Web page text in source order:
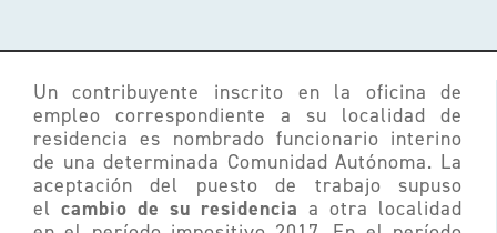
​Un contribuyente inscrito en la oficina de
empleo correspondiente a su localidad de
residencia es nombrado funcionario interino
de una determinada Comunidad Autónoma. La
aceptación del puesto de trabajo supuso
el cambio de su residencia a otra localidad